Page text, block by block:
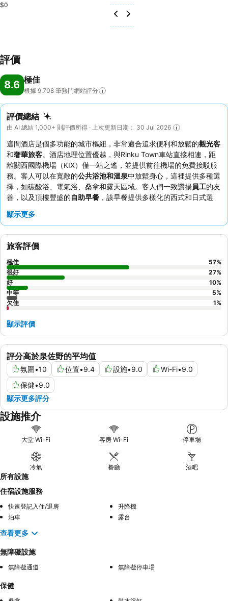
$0
評價
8.6 極佳
根據 9,708 筆熱門網站評分
評價總結
由 AI 總結 1,000+ 則評價所得 · 上次更新日期： 30 Jul 2026
這間酒店是個多功能的城市樞紐，非常適合追求便利和放鬆的觀光客
和奢華旅客。酒店地理位置優越，與Rinku Town車站直接相連，距
離關西國際機場（KIX）僅一站之遙，並提供前往機場的免費接駁服
務。客人可以在寬敞的公共浴池和溫泉中放鬆身心，這裡提供多種選
擇，如碳酸浴、電氣浴、桑拿和露天區域。客人們一致讚揚員工的友
善，以及頂樓豐盛的自助早餐 ，該早餐提供多樣化的西式和日式選
品嚐精釀啤酒，欣賞迷人的日落美景。
顯示更多
評分高於泉佐野的平均值
氛圍•10 位置•9.4 設施•9.0 Wi-Fi•9.0
保健•9.0
顯示更多評分
旅客評價
極佳 57%
很好
27%
好
10%
中等
5%
欠佳
1%
顯示評價
設施推介
大堂 Wi-Fi 客房 Wi-Fi 停車場
冷氣 餐廳 酒吧
所有設施
住宿設施服務
快速登記入住/退房
升降機
泊車
露台
查看更多
無障礙設施
無障礙通道 無障礙停車場
保健